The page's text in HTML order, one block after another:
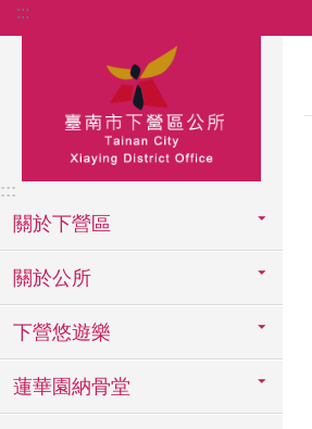
跳到主要內容區塊
:::
:::
關於下營區
關於公所
下營悠遊樂
蓮華園納骨堂